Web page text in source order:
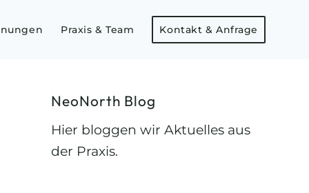
Praxis & Team Kontakt & Anfrage
NeoNorth Blog
Hier bloggen wir Aktuelles aus
der Praxis.